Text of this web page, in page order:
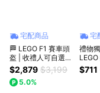
宅配商品
🏁 LEGO F1 賽車頭
盔 | 收禮人可自選🏎️
LEGO樂高 Lewis
Hamilton｜Charles
Leclerc ｜Lando
$2,879 $3,199
5.0%
宅
禮物
LEGO 樂
變系
復古
$711